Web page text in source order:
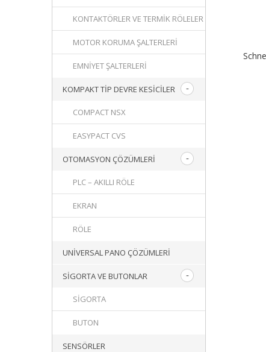
KONTAKTÖRLER VE TERMIK RÖLELER
MOTOR KORUMA ŞALTERLERI
EMNIYET ŞALTERLERI
KOMPAKT TIP DEVRE KESICILER
COMPACT NSX
EASYPACT CVS
OTOMASYON ÇÖZÜMLERI
PLC – AKILLI RÖLE
EKRAN
RÖLE
UNIVERSAL PANO ÇÖZÜMLERI
SIGORTA VE BUTONLAR
SIGORTA
BUTON
SENSÖRLER